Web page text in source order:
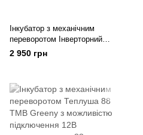
Інкубатор з механічним
переворотом Інверторний
Теплуша 100 ІБ 12/50 ТМВ
2 950 грн